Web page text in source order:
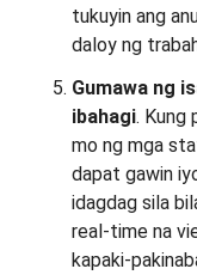
tukuyin ang
daloy ng
Gumawa ng
ibahagi. Kung
mo ng mga
dapat gawin
idagdag sila
real-time na
kapaki-